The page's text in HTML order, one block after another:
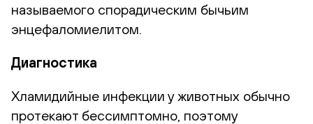
называемого спорадическим бычьим
энцефаломиелитом.
Диагностика
Хламидийные инфекции у животных обычно
протекают бессимптомно, поэтому